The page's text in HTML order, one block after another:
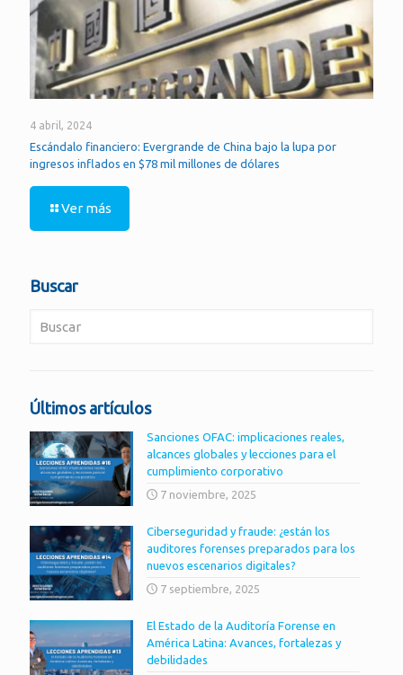
4 abril, 2024
Escándalo financiero: Evergrande de China bajo la lupa por
ingresos inflados en $78 mil millones de dólares
Ver más
Buscar
Últimos artículos
Sanciones OFAC: implicaciones reales,
alcances globales y lecciones para el
cumplimiento corporativo
7 noviembre, 2025
Ciberseguridad y fraude: ¿están los
auditores forenses preparados para los
nuevos escenarios digitales?
7 septiembre, 2025
El Estado de la Auditoría Forense en
América Latina: Avances, fortalezas y
debilidades